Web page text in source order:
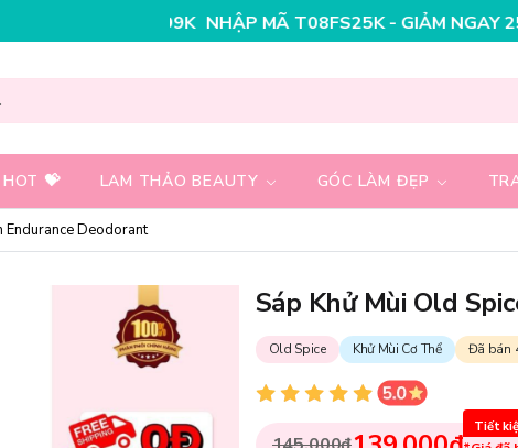
NHẬP MÃ T08FS30K - GIẢM NGAY 30K CHO ĐƠN HÀNG
💝 LAM THẢO BEAUTY GÓC LÀM ĐẸP
Endurance Deodorant
Sáp Khử Mùi Old
Old Spice Khử Mùi Cơ Thể Đã bán
Tiết